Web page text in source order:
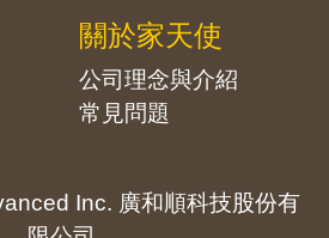
關於家天使
公司理念與介紹
常見問題
Inc. 廣和順科技股份有